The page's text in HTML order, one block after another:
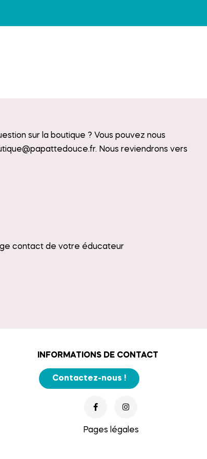
sur la boutique ? Vous pouvez nous
. Nous reviendrons vers
contact de votre éducateur
INFORMATIONS DE CONTACT
Contactez-nous !
Pages légales